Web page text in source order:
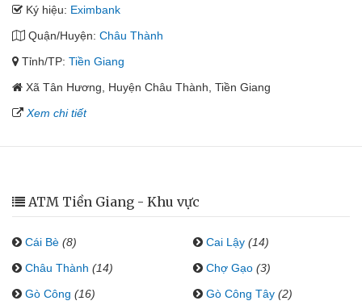
Ký hiệu: Eximbank
Quận/Huyện: Châu Thành
Tỉnh/TP: Tiền Giang
Xã Tân Hương, Huyện Châu Thành, Tiền Giang
Xem chi tiết
ATM Tiền Giang - Khu vực
Cái Bè (8) Cai Lậy (14)
Châu Thành (14) Chợ Gạo (3)
Gò Công (16) Gò Công Tây (2)